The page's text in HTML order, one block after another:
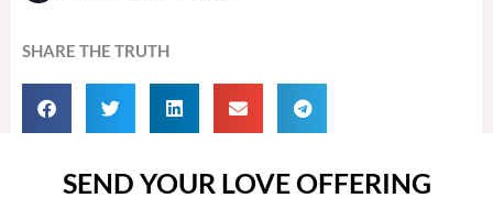
SHARE THE TRUTH
SEND YOUR LOVE OFFERING